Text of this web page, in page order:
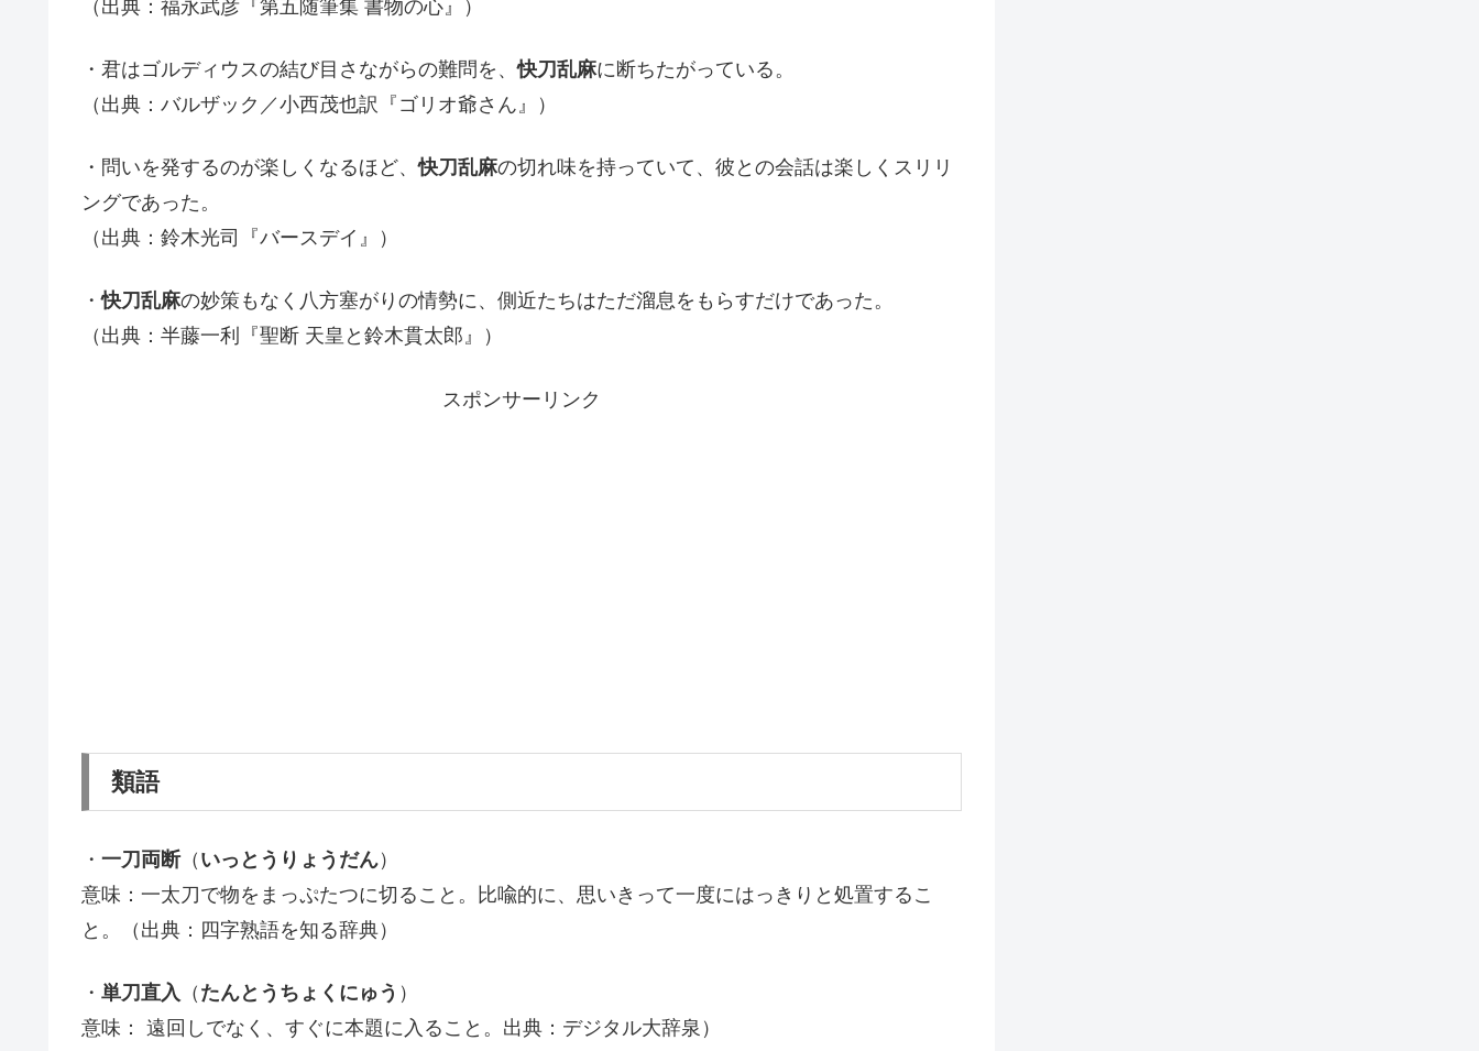
（出典：福永武彦『第五随筆集 書物の心』）
・君はゴルディウスの結び目さながらの難問を、快刀乱麻に断ちたがっている。
（出典：バルザック／小西茂也訳『ゴリオ爺さん』）
・問いを発するのが楽しくなるほど、快刀乱麻の切れ味を持っていて、彼との会話は楽しくスリリ
ングであった。
（出典：鈴木光司『バースデイ』）
・快刀乱麻の妙策もなく八方塞がりの情勢に、側近たちはただ溜息をもらすだけであった。
（出典：半藤一利『聖断 天皇と鈴木貫太郎』）
スポンサーリンク
類語
・ 一刀両断（ いっとうりょうだん）
意味：一太刀で物をまっぷたつに切ること。比喩的に、思いきって一度にはっきりと処置するこ
と。（出典：四字熟語を知る辞典）
・ 単刀直入 （ たんとうちょくにゅう ）
意味： 遠回しでなく、すぐに本題に入ること。出典：デジタル大辞泉）